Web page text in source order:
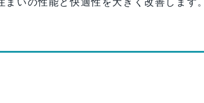
いの性能と快適性を大きく改善します。